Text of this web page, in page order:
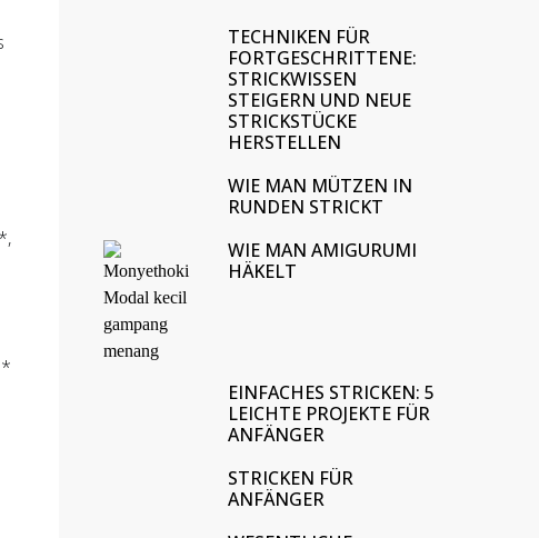
TECHNIKEN FÜR
FORTGESCHRITTENE:
STRICKWISSEN
STEIGERN UND NEUE
STRICKSTÜCKE
HERSTELLEN
WIE MAN MÜTZEN IN
RUNDEN STRICKT
WIE MAN AMIGURUMI
HÄKELT
EINFACHES STRICKEN: 5
LEICHTE PROJEKTE FÜR
ANFÄNGER
STRICKEN FÜR
ANFÄNGER